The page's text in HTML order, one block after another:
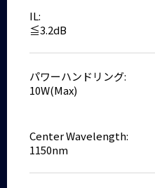
IL:
≦3.2dB
パワーハンドリング:
10W(Max)
Center Wavelength:
1150nm